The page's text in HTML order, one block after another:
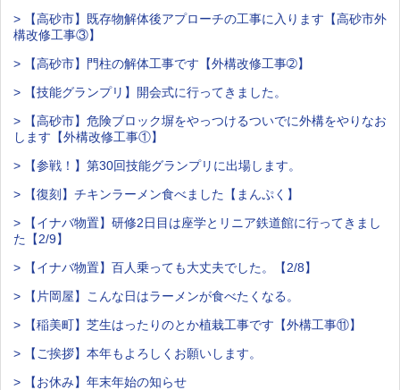
> 【高砂市】既存物解体後アプローチの工事に入ります【高砂市外
構改修工事③】
> 【高砂市】門柱の解体工事です【外構改修工事➁】
> 【技能グランプリ】開会式に行ってきました。
> 【高砂市】危険ブロック塀をやっつけるついでに外構をやりなお
します【外構改修工事①】
> 【参戦！】第30回技能グランプリに出場します。
> 【復刻】チキンラーメン食べました【まんぷく】
> 【イナバ物置】研修2日目は座学とリニア鉄道館に行ってきまし
た【2/9】
> 【イナバ物置】百人乗っても大丈夫でした。【2/8】
> 【片岡屋】こんな日はラーメンが食べたくなる。
> 【稲美町】芝生はったりのとか植栽工事です【外構工事⑪】
> 【ご挨拶】本年もよろしくお願いします。
> 【お休み】年末年始の知らせ